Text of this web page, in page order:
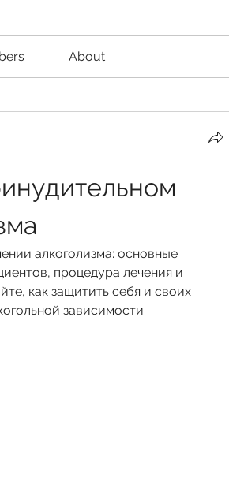
About
алкоголизма: основные
процедура лечения и
как защитить себя и своих
зависимости.